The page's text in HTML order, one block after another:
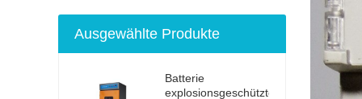
Ausgewählte Produkte
Batterie
explosionsgeschützter